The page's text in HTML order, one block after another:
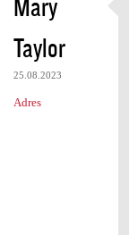
Taylor
25.08.2023
Adres